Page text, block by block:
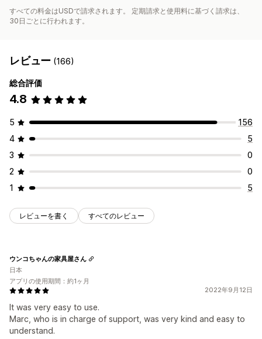
すべての料金はUSDで請求されます。 定期請求と使用料に基づく請求は、
30日ごとに行われます。
レビュー (166)
総合評価
4.8
5
156
4
5
3
0
2
0
1
5
レビューを書く すべてのレビュー
2022年9月12日
It was very easy to use.
Marc, who is in charge of support, was very kind and easy to
understand.
ウンコちゃんの家具屋さん
日本
アプリの使用期間：約1ヶ月